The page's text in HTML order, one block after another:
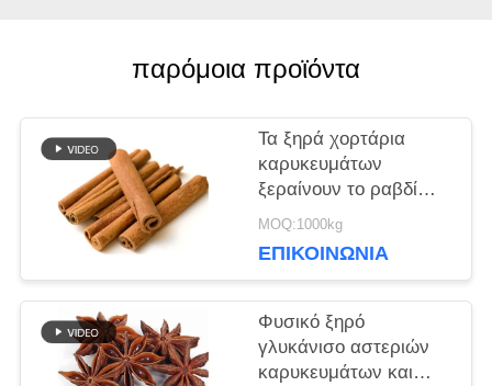
ΖΗΤΉΣΤΕ
ΜΙΑ
ΠΡΟΣΦΟΡΆ
ΧΆΡΤΗΣ
ΙΣΤΌΤΟΠΟΥ
παρόμοια προϊόντα
Τα ξηρά χορτάρια
καρυκευμάτων
ξεραίνουν το ραβδί
κανέλας για τα
τροφίμων Cassia
MOQ:1000kg
ΕΠΙΚΟΙΝΩΝΊΑ
Φυσικό ξηρό
γλυκάνισο αστεριών
καρυκευμάτων και